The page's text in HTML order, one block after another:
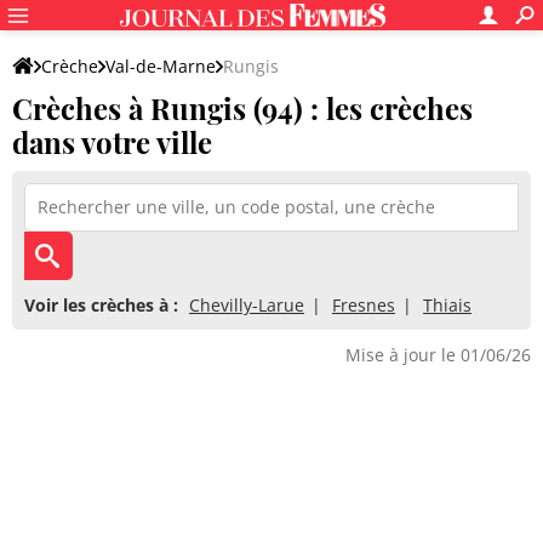
Crèche Val-de-Marne Rungis
Crèches à Rungis (94) : les crèches
dans votre ville
Voir les crèches à : Chevilly-Larue Fresnes Thiais
Mise à jour le 01/06/26